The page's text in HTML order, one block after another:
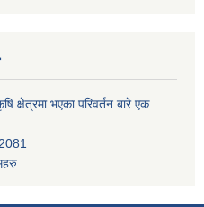
क्षेत्रमा भएका परिवर्तन बारे एक
2081